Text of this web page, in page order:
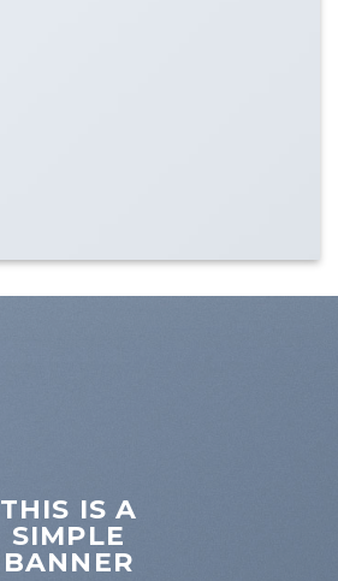
THIS IS A
SIMPLE
BANNER